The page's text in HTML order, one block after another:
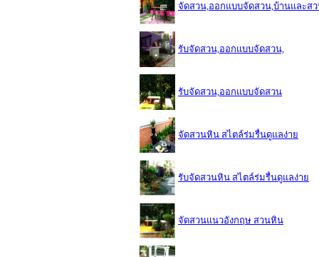
จัดสวน,ออกแบบจัดสวน,บ้านและส
รับจัดสวน,ออกแบบจัดสวน,
รับจัดสวน,ออกแบบจัดสวน
จัดสวนหิน สไตล์ร่มรื่นดูแลง่าย
รับจัดสวนหิน สไตล์ร่มรื่นดูแลง่าย
จัดสวนแนวอังกฤษ สวนหิน